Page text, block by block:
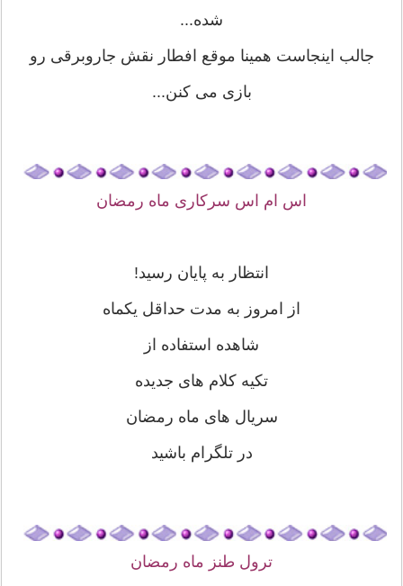
شده...
جالب اینجاست همینا موقع افطار نقش جاروبرقی رو
بازی می کنن...
اس ام اس سرکاری ماه رمضان
انتظار به پایان رسید!
از امروز به مدت حداقل یکماه
شاهده استفاده از
تکیه کلام های جدیده
سریال های ماه رمضان
در تلگرام باشید
ترول طنز ماه رمضان